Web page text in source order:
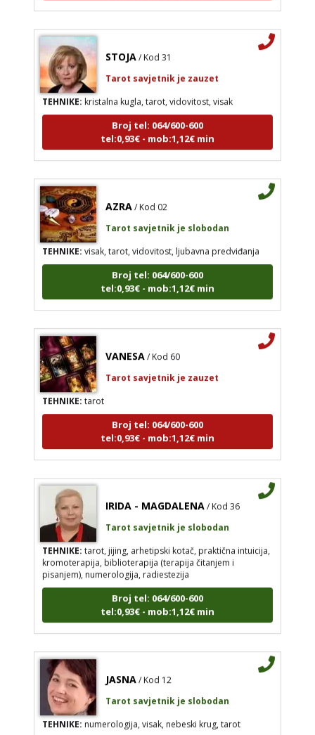
STOJA / Kod 31
Tarot savjetnik je zauzet
TEHNIKE:kristalna kugla, tarot, vidovitost, visak
Broj tel: 064/600-600
tel:0,93€ - mob:1,12€ min
AZRA / Kod 02
Tarot savjetnik je slobodan
TEHNIKE:visak, tarot, vidovitost, ljubavna predviđanja
Broj tel: 064/600-600
tel:0,93€ - mob:1,12€ min
VANESA / Kod 60
Tarot savjetnik je zauzet
TEHNIKE:tarot
Broj tel: 064/600-600
tel:0,93€ - mob:1,12€ min
IRIDA - MAGDALENA / Kod 36
Tarot savjetnik je slobodan
TEHNIKE:tarot, jijing, arhetipski kotač, praktična intuicija,
kromoterapija, biblioterapija (terapija čitanjem i
pisanjem), numerologija, radiestezija
Broj tel: 064/600-600
tel:0,93€ - mob:1,12€ min
JASNA / Kod 12
Tarot savjetnik je slobodan
TEHNIKE:numerologija, visak, nebeski krug, tarot